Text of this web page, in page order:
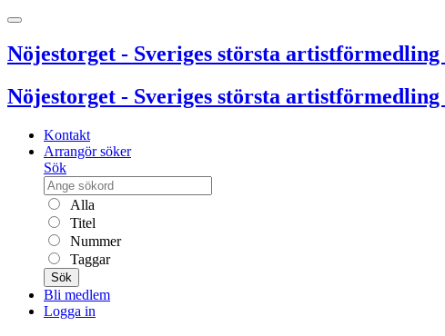
Nöjestorget - Sveriges största
Nöjestorget - Sveriges största
Kontakt
Arrangör söker
Sök
Alla
Titel
Nummer
Taggar
Sök
Bli medlem
Logga in